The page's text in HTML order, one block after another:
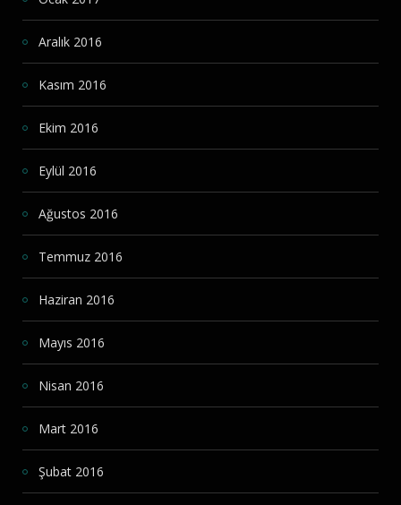
Aralık 2016
Kasım 2016
Ekim 2016
Eylül 2016
Ağustos 2016
Temmuz 2016
Haziran 2016
Mayıs 2016
Nisan 2016
Mart 2016
Şubat 2016